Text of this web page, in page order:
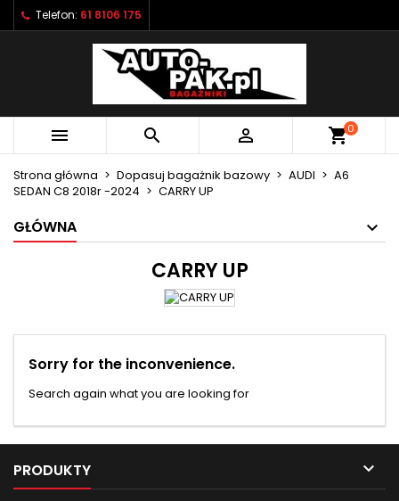
Telefon: 61 8106 175
   shopping_cart0
Strona główna Dopasuj bagażnik bazowy AUDI
A6
SEDAN C8 2018r -2024
CARRY UP
GŁÓWNA
CARRY UP
Sorry for the inconvenience.
Search again what you are looking for
PRODUKTY 
Moje listy życzeń ×
Utwórz nową listę
((modalTitle)) ×
((confirmMessage))
((cancelText)) ((modalDeleteText))
Utwórz listę życzeń ×
Nazwa listy życzeń
Anuluj Utwórz listę życzeń
Zaloguj się ×
Musisz być zalogowany by zapisać produkty na
swojej liście życzeń.
Anuluj Zaloguj się